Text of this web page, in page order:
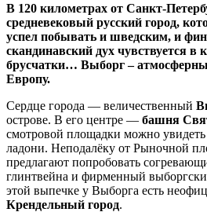
В 120 километрах от Санкт-
средневековый русский город,
успел побывать и шведским, и
скандинавский дух чувствуется в
брусчатки… Выборг –
Европу.
Сердце города — величественный
острове. В его центре — башня
смотровой площадки можно увидеть
ладони. Неподалёку от Рыночной
предлагают попробовать
глинтвейна и фирменный
этой выпечке у Выборга есть
Крендельный город.